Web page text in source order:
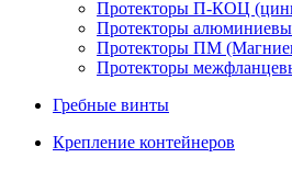
Протекторы П-КОЦ
Протекторы
Протекторы ПМ
Протекторы
Гребные винты
Крепление контейнеров